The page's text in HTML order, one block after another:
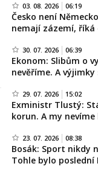
03. 08. 2026 06:19
Česko není
nemají zázemí, říká
30. 07. 2026 06:39
Ekonom: Slibům o
nevěříme. A
29. 07. 2026 15:02
Exministr Tlustý:
korun. A my nevíme
23. 07. 2026 08:38
Bosák: Sport nikdy
Tohle bylo poslední